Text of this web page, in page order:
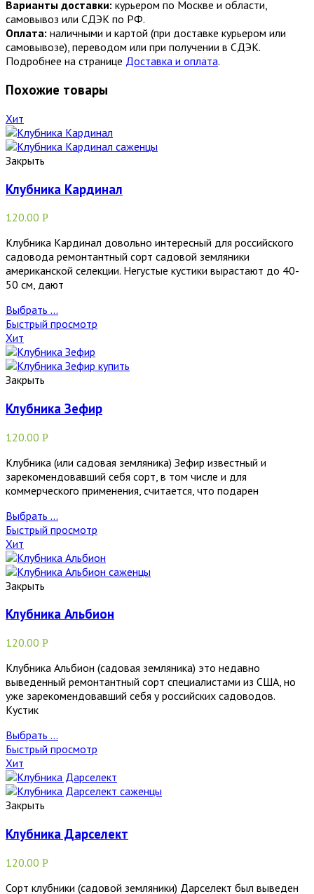
Варианты доставки: курьером по Москве и области,
самовывоз или СДЭК по РФ.
Оплата: наличными и картой (при доставке курьером или
самовывозе), переводом или при получении в СДЭК.
Подробнее на странице Доставка и оплата.
Похожие товары
Хит
Закрыть
Клубника Кардинал
120.00 Р
Клубника Кардинал довольно интересный для российского
садовода ремонтантный сорт садовой земляники
американской селекции. Негустые кустики вырастают до 40-
50 см, дают
Выбрать ...
Быстрый просмотр
Хит
Закрыть
Клубника Зефир
120.00 Р
Клубника (или садовая земляника) Зефир известный и
зарекомендовавший себя сорт, в том числе и для
коммерческого применения, считается, что подарен
Выбрать ...
Быстрый просмотр
Хит
Закрыть
Клубника Альбион
120.00 Р
Клубника Альбион (садовая земляника) это недавно
выведенный ремонтантный сорт специалистами из США, но
уже зарекомендовавший себя у российских садоводов.
Кустик
Выбрать ...
Быстрый просмотр
Хит
Закрыть
Клубника Дарселект
120.00 Р
Сорт клубники (садовой земляники) Дарселект был выведен